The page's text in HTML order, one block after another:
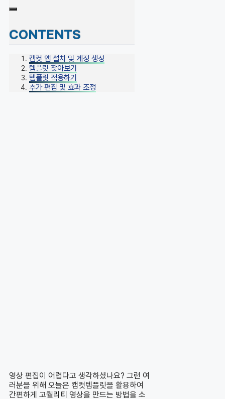
CONTENTS
캡컷 앱 설치 및 계정 생성
템플릿 찾아보기
템플릿 적용하기
추가 편집 및 효과 조정
영상 편집이 어렵다고 생각하셨나요? 그런 여
러분을 위해 오늘은 캡컷템플릿을 활용하여
간편하게 고퀄리티 영상을 만드는 방법을 소